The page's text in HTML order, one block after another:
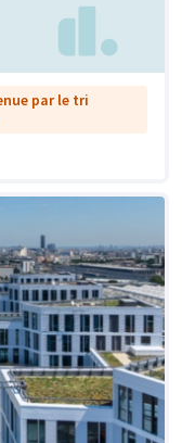
par le tri